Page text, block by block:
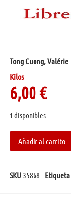
Tong Cuong, Valérie
Kilos
6,00€
1 disponibles
Añadir al carrito
SKU 35868 Etiqueta